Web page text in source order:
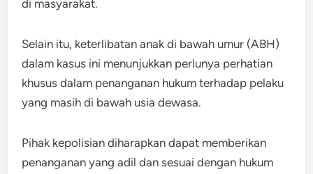
di masyarakat.
Selain itu, keterlibatan anak di bawah umur (ABH)
dalam kasus ini menunjukkan perlunya perhatian
khusus dalam penanganan hukum terhadap pelaku
yang masih di bawah usia dewasa.
Pihak kepolisian diharapkan dapat memberikan
penanganan yang adil dan sesuai dengan hukum